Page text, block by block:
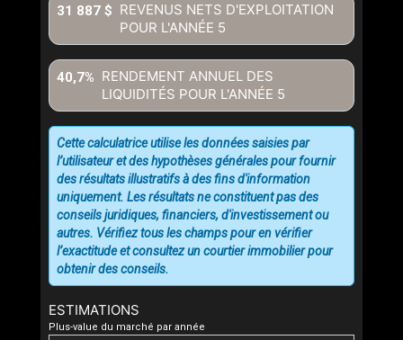
REVENUS NETS D'EXPLOITATION
POUR L'ANNÉE 5
31 887 $
RENDEMENT ANNUEL DES
LIQUIDITÉS POUR L'ANNÉE 5
40,7%
ESTIMATIONS
Plus-value du marché par année
Cette calculatrice utilise les données saisies par
l’utilisateur et des hypothèses générales pour fournir
des résultats illustratifs à des fins d'information
uniquement. Les résultats ne constituent pas des
conseils juridiques, financiers, d'investissement ou
autres. Vérifiez tous les champs pour en vérifier
l’exactitude et consultez un courtier immobilier pour
obtenir des conseils.